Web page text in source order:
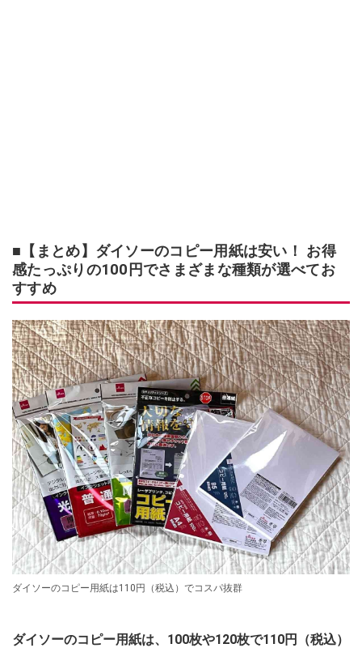
■【まとめ】ダイソーのコピー用紙は安い！ お得
感たっぷりの100円でさまざまな種類が選べてお
すすめ
ダイソーのコピー用紙は110円（税込）でコスパ抜群
ダイソーのコピー用紙は、100枚や120枚で110円（税込）